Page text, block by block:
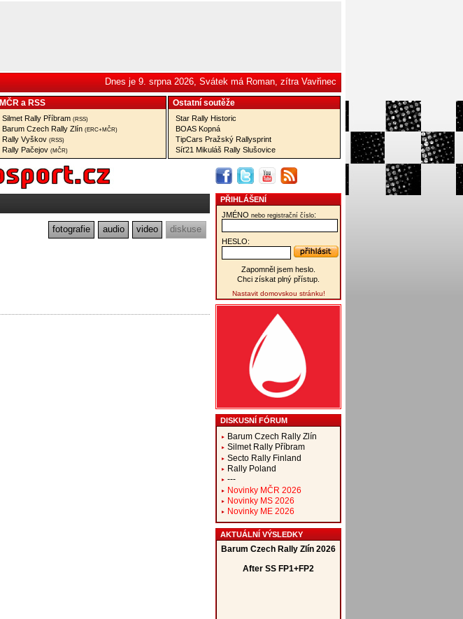
Dnes je 9. srpna 2026, Svátek má Roman, zítra Vavřinec
MČR a RSS
Silmet Rally Příbram (RSS)
Barum Czech Rally Zlín (ERC+MČR)
Rally Vyškov (RSS)
Rally Pačejov (MČR)
Ostatní­ soutěže
Star Rally Historic
BOAS Kopná
TipCars Pražský Rallysprint
Síť21 Mikuláš Rally Slušovice
fotografie audio video diskuse
PŘIHLÁŠENÍ
JMÉNO nebo registrační číslo:
HESLO:
Zapomněl jsem heslo.
Chci získat plný přístup.
Nastavit domovskou stránku!
DISKUSNÍ FÓRUM
Barum Czech Rally Zlín
Silmet Rally Příbram
Secto Rally Finland
Rally Poland
---
Novinky MČR 2026
Novinky MS 2026
Novinky ME 2026
AKTUÁLNÍ VÝSLEDKY